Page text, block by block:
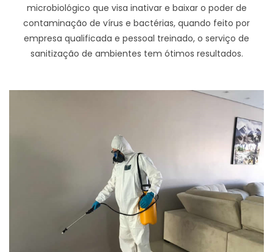
microbiológico que visa inativar e baixar o poder de
contaminação de vírus e bactérias, quando feito por
empresa qualificada e pessoal treinado, o serviço de
sanitização de ambientes tem ótimos resultados.